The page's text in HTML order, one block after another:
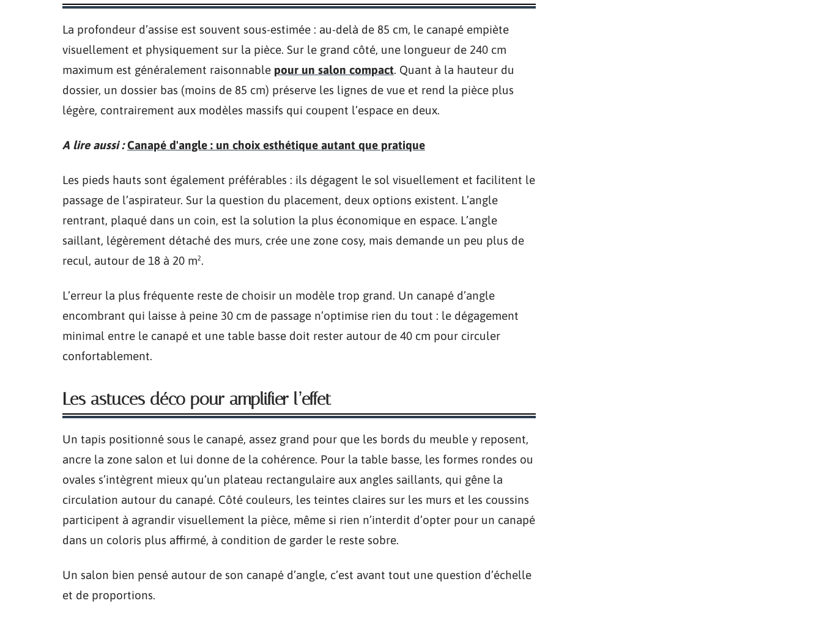
La profondeur d’assise est souvent sous-estimée : au-delà de 85 cm, le canapé empiète
visuellement et physiquement sur la pièce. Sur le grand côté, une longueur de 240 cm
maximum est généralement raisonnable pour un salon compact. Quant à la hauteur du
dossier, un dossier bas (moins de 85 cm) préserve les lignes de vue et rend la pièce plus
légère, contrairement aux modèles massifs qui coupent l’espace en deux.
A lire aussi : Canapé d'angle : un choix esthétique autant que pratique
Les pieds hauts sont également préférables : ils dégagent le sol visuellement et facilitent le
passage de l’aspirateur. Sur la question du placement, deux options existent. L’angle
rentrant, plaqué dans un coin, est la solution la plus économique en espace. L’angle
saillant, légèrement détaché des murs, crée une zone cosy, mais demande un peu plus de
recul, autour de 18 à 20 m².
L’erreur la plus fréquente reste de choisir un modèle trop grand. Un canapé d’angle
encombrant qui laisse à peine 30 cm de passage n’optimise rien du tout : le dégagement
minimal entre le canapé et une table basse doit rester autour de 40 cm pour circuler
confortablement.
Les astuces déco pour amplifier l’effet
Un tapis positionné sous le canapé, assez grand pour que les bords du meuble y reposent,
ancre la zone salon et lui donne de la cohérence. Pour la table basse, les formes rondes ou
ovales s’intègrent mieux qu’un plateau rectangulaire aux angles saillants, qui gêne la
circulation autour du canapé. Côté couleurs, les teintes claires sur les murs et les coussins
participent à agrandir visuellement la pièce, même si rien n’interdit d’opter pour un canapé
dans un coloris plus affirmé, à condition de garder le reste sobre.
Un salon bien pensé autour de son canapé d’angle, c’est avant tout une question d’échelle
et de proportions.